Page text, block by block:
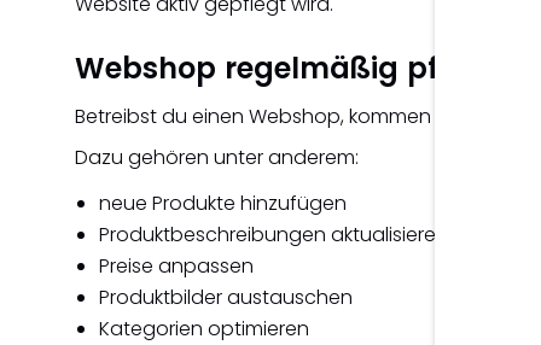
Webshop regelmäßig pflegen
Betreibst du einen Webshop, kommen weitere
Dazu gehören unter anderem:
neue Produkte hinzufügen
Produktbeschreibungen aktualisieren
Preise anpassen
Produktbilder austauschen
Kategorien optimieren